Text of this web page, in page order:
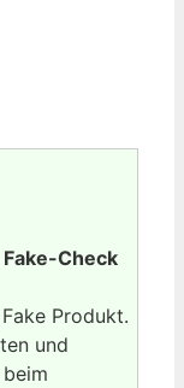
Check
Produkt.
und